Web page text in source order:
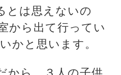
とは思えないの
から出て行ってい
かと思います。